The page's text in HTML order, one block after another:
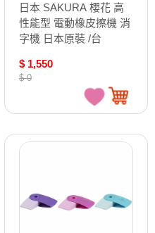
日本 SAKURA 櫻花 高
性能型 電動橡皮擦機 消
字機 日本原裝 /台
$ 1,550
$ 0